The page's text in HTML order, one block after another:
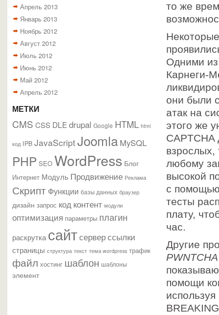
Апрель 2013
Январь 2013
Ноябрь 2012
Август 2012
Июль 2012
Июнь 2012
Май 2012
Апрель 2012
МЕТКИ
CMS CSS DLEdrupal Google HTML html
код IPB JavaScriptJoomla MySQL
PHP SEO WordPress Блог
Интернет Модуль Продвижение Реклама
Скрипт Функции базы данных браузер
дизайн запрос код контент модули
оптимизация параметры плагин
раскрутка сайтсерверссылки
страницы структура текст тема wordpress трафик
файл хостинг шаблон шаблоны
элемент
то же
Одними из
Карнеги-
они были
атак на
этого же
CAPTCHA
взрослых,
любому
высокой
с
тесты
плату,
час.
Другие
PWNTCHA
помощи